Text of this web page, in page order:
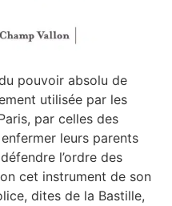
pouvoir absolu de
utilisée par les
par celles des
leurs parents
l’ordre des
cet instrument de son
dites de la Bastille,